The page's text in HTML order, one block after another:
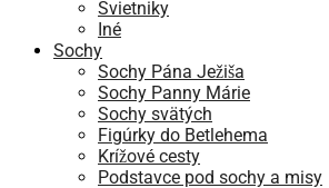
Svietniky
Iné
Sochy
Sochy Pána Ježiša
Sochy Panny Márie
Sochy svätých
Figúrky do Betlehema
Krížové cesty
Podstavce pod sochy a misy